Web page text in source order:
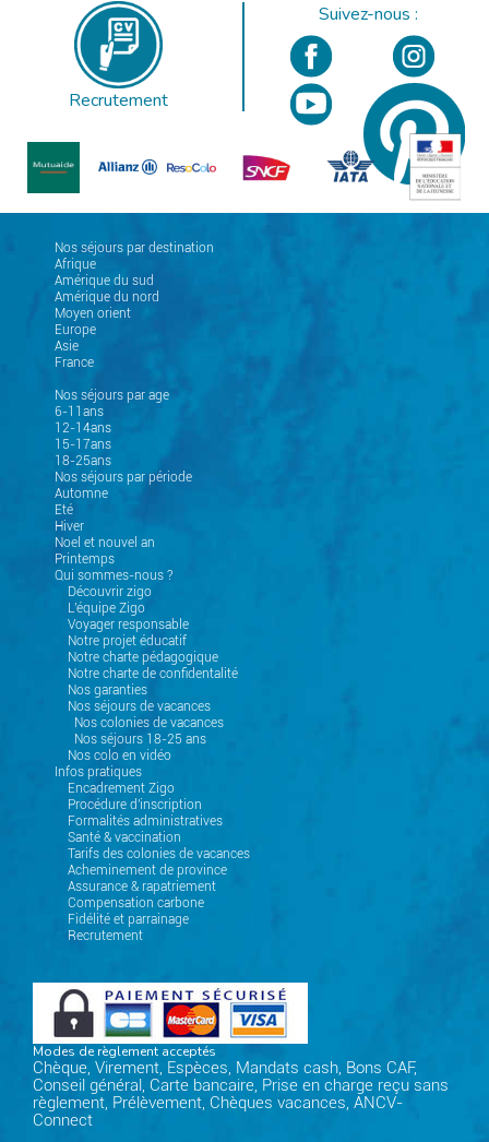
Recrutement
Suivez-nous :
Nos séjours par destination
Afrique
Amérique du sud
Amérique du nord
Moyen orient
Europe
Asie
France
Nos séjours par age
6-11ans
12-14ans
15-17ans
18-25ans
Nos séjours par période
Automne
Eté
Hiver
Noel et nouvel an
Printemps
Qui sommes-nous ?
Découvrir zigo
L'équipe Zigo
Voyager responsable
Notre projet éducatif
Notre charte pédagogique
Notre charte de confidentalité
Nos garanties
Nos séjours de vacances
Nos colonies de vacances
Nos séjours 18-25 ans
Nos colo en vidéo
Infos pratiques
Encadrement Zigo
Procédure d'inscription
Formalités administratives
Santé & vaccination
Tarifs des colonies de vacances
Acheminement de province
Assurance & rapatriement
Compensation carbone
Fidélité et parrainage
Recrutement
Modes de règlement acceptés
Chèque, Virement, Espèces, Mandats cash, Bons CAF,
Conseil général, Carte bancaire, Prise en charge reçu sans
règlement, Prélèvement, Chèques vacances, ANCV-
Connect